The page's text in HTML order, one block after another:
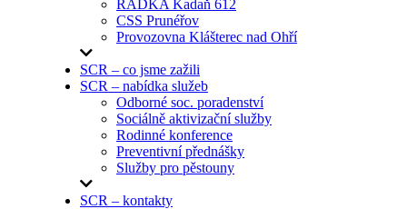
RADKA Kadaň 612
CSS Prunéřov
Provozovna Klášterec nad Ohří
SCR – co jsme zažili
SCR – nabídka služeb
Odborné soc. poradenství
Sociálně aktivizační služby
Rodinné konference
Preventivní přednášky
Služby pro pěstouny
SCR – kontakty